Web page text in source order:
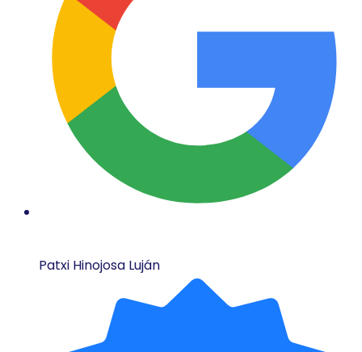
Patxi Hinojosa Luján